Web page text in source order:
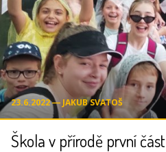
23.6.2022 ― JAKUB SVATOŠ
Škola v přírodě první část